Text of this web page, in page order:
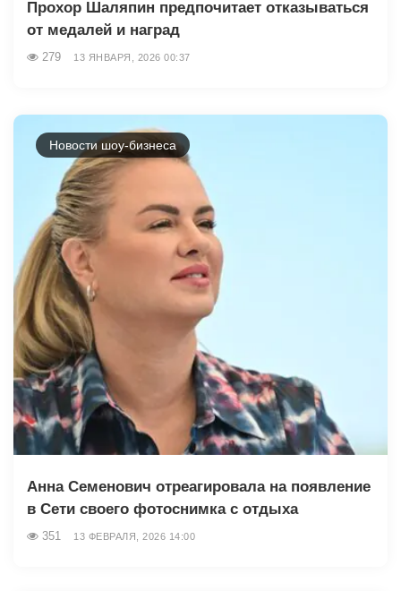
Прохор Шаляпин предпочитает отказываться
от медалей и наград
279 13 ЯНВАРЯ, 2026 00:37
Новости шоу-бизнеса
Анна Семенович отреагировала на появление
в Сети своего фотоснимка с отдыха
351 13 ФЕВРАЛЯ, 2026 14:00